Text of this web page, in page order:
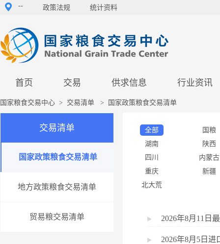
-- 政策法规 统计资料
首页 交易 供求信息 行业资讯
国家粮食交易中心 > 交易清单 > 国家政策粮食交易清单
交易清单
国家政策粮食交易清单
地方政策粮食交易清单
贸易粮交易清单
全部
国粮
湖南
陕西
四川
内蒙古
重庆
新疆
北大荒
2026年8月11日
2026年8月5日